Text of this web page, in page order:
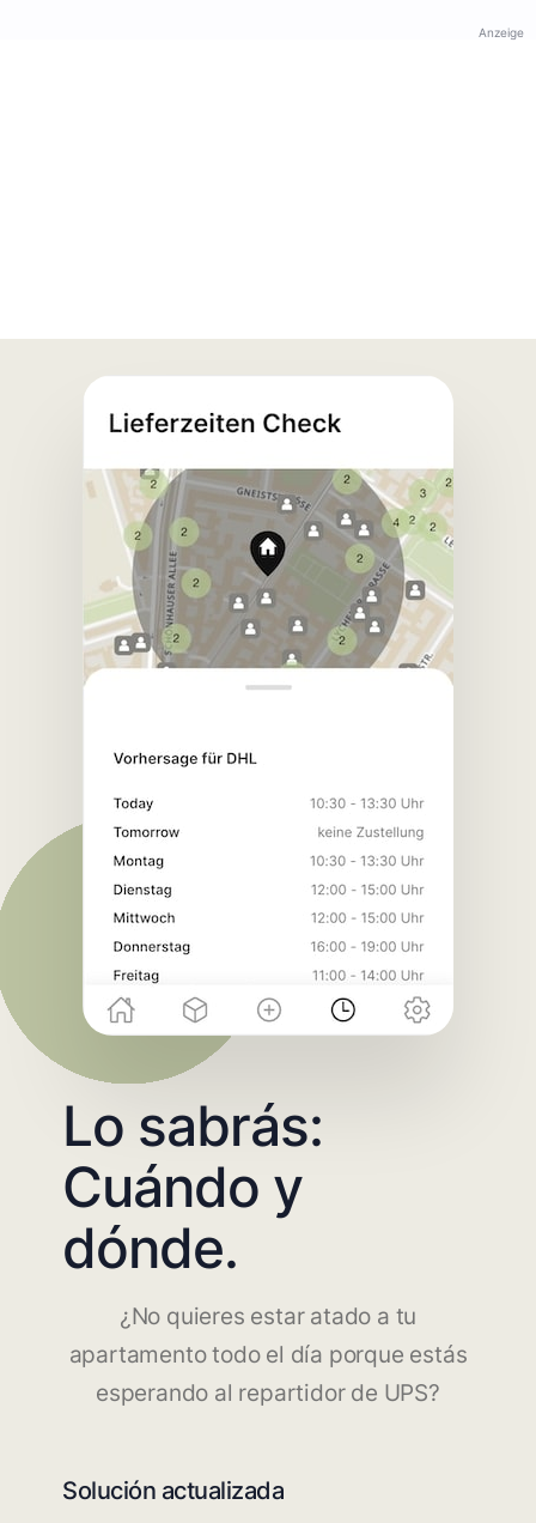
Anzeige
Lo sabrás:
Cuándo y
dónde.
¿No quieres estar atado a tu
apartamento todo el día porque estás
esperando al repartidor de UPS?
Solución actualizada